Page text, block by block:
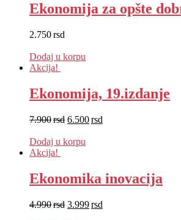
Ekonomija za opšte
2.750rsd
Dodaj u korpu
Akcija!
Ekonomija, 19.izdanje
7.900rsd 6.500rsd
Dodaj u korpu
Akcija!
Ekonomika inovacija
4.990rsd 3.999rsd